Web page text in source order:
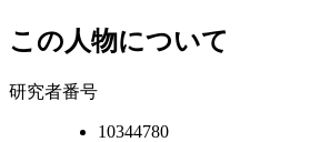
この人物について
研究者番号
10344780